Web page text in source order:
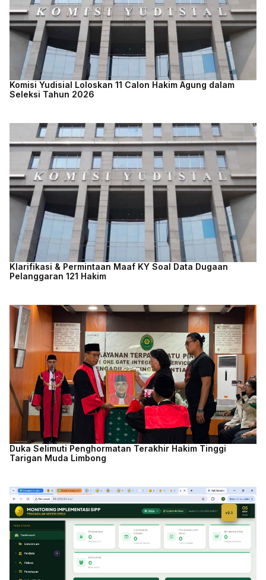
Komisi Yudisial Loloskan 11 Calon Hakim Agung dalam
Seleksi Tahun 2026
Klarifikasi & Permintaan Maaf KY Soal Data Dugaan
Pelanggaran 121 Hakim
Duka Selimuti Penghormatan Terakhir Hakim Tinggi
Tarigan Muda Limbong